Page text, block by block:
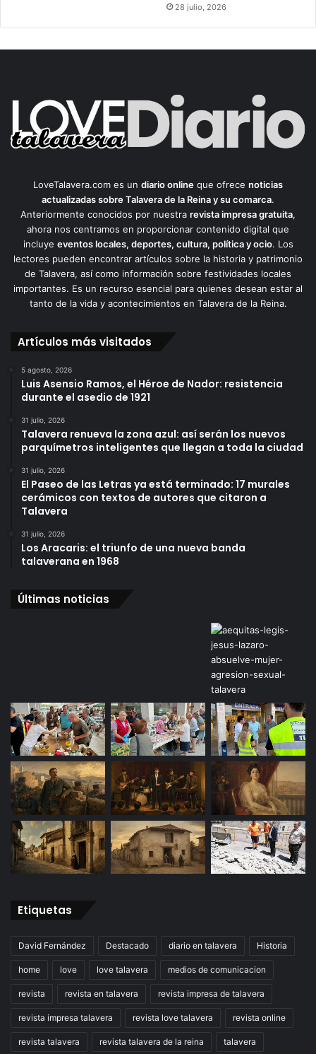
28 julio, 2026
LoveTalavera.com es un diario online que ofrece noticias
actualizadas sobre Talavera de la Reina y su comarca.
Anteriormente conocidos por nuestra revista impresa gratuita,
ahora nos centramos en proporcionar contenido digital que
incluye eventos locales, deportes, cultura, política y ocio. Los
lectores pueden encontrar artículos sobre la historia y patrimonio
de Talavera, así como información sobre festividades locales
importantes. Es un recurso esencial para quienes desean estar al
tanto de la vida y acontecimientos en Talavera de la Reina.
Artículos más visitados
5 agosto, 2026
Luis Asensio Ramos, el Héroe de Nador: resistencia
durante el asedio de 1921
31 julio, 2026
Talavera renueva la zona azul: así serán los nuevos
parquímetros inteligentes que llegan a toda la ciudad
31 julio, 2026
El Paseo de las Letras ya está terminado: 17 murales
cerámicos con textos de autores que citaron a
Talavera
31 julio, 2026
Los Aracaris: el triunfo de una nueva banda
talaverana en 1968
Últimas noticias
Etiquetas
David Fernández Destacado diario en talavera Historia
home love love talavera medios de comunicacion
revista revista en talavera revista impresa de talavera
revista impresa talavera revista love talavera revista online
revista talavera revista talavera de la reina talavera